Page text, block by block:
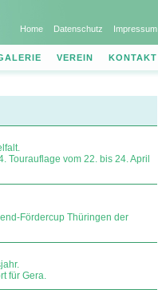
Home Datenschutz Impressum
VEREIN KONTAKT
Tourauflage vom 22. bis 24. April
Fördercup Thüringen der
für Gera.